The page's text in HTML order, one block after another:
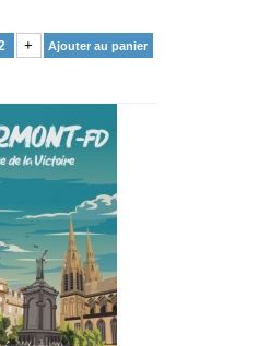
+ Ajouter au panier